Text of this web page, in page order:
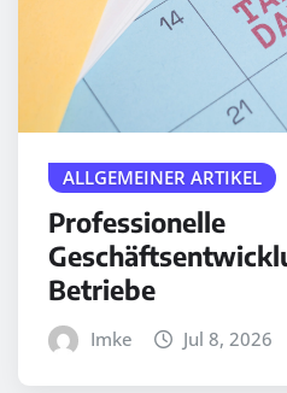
ALLGEMEINER ARTIKEL
Professionelle
Betriebe
Imke Jul 8, 2026